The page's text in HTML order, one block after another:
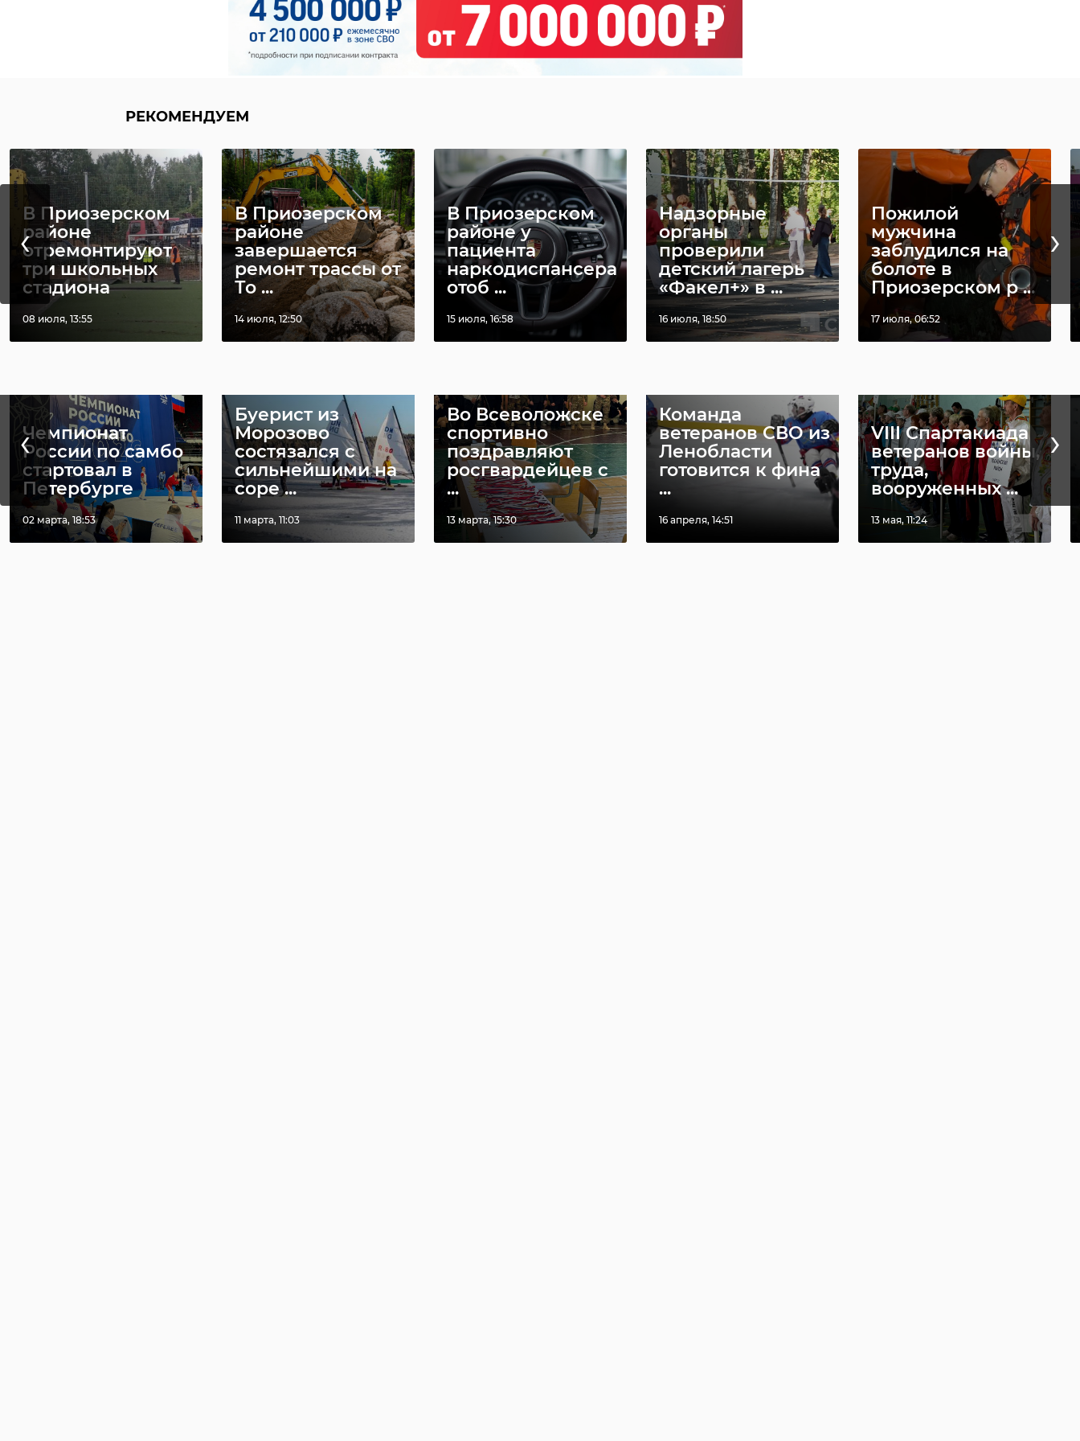
РЕКОМЕНДУЕМ
В Приозерском
районе
отремонтируют
три школьных
стадиона
08 июля, 13:55
В Приозерском
районе
завершается
ремонт трассы от
То ...
14 июля, 12:50
В Приозерском
районе у
пациента
наркодиспансера
отоб ...
15 июля, 16:58
Надзорные
органы
проверили
детский лагерь
«Факел+» в ...
16 июля, 18:50
Пожилой
мужчина
заблудился на
болоте в
Приозерском р ...
17 июля, 06:52
‹ ›
РЕКОМЕНДУЕМ
Чемпионат
России по самбо
стартовал в
Петербурге
02 марта, 18:53
Буерист из
Морозово
состязался с
сильнейшими на
соре ...
11 марта, 11:03
Во Всеволожске
спортивно
поздравляют
росгвардейцев с
...
13 марта, 15:30
Команда
ветеранов СВО из
Ленобласти
готовится к фина
...
16 апреля, 14:51
VIII Спартакиада
ветеранов войны,
труда,
вооруженных ...
13 мая, 11:24
‹ ›
!видео леноблпожспас